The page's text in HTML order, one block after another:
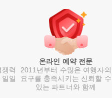
력
일
온라인 예약 전문
2011년부터 수많은 여행자의
요구를 충족시키는 신뢰할 수
있는 파트너와 함께